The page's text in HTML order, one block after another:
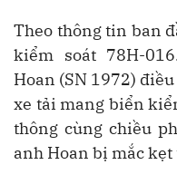
Theo thông tin ban
kiểm soát 78H-
Hoan (SN 1972)
xe tải mang biển
thông cùng chiều
anh Hoan bị mắc